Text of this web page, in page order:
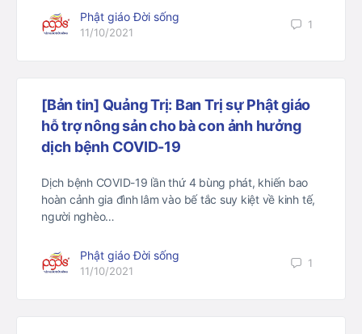
Phật giáo Đời sống
11/10/2021
1
[Bản tin] Quảng Trị: Ban Trị sự Phật giáo
hỗ trợ nông sản cho bà con ảnh hưởng
dịch bệnh COVID-19
Dịch bệnh COVID-19 lần thứ 4 bùng phát, khiến bao
hoàn cảnh gia đình lâm vào bế tắc suy kiệt về kinh tế,
người nghèo…
Phật giáo Đời sống
11/10/2021
1